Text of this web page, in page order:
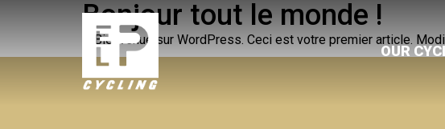
OUR
Bonjour tout le monde !
Bienvenue sur WordPress. Ceci est votre premier article.